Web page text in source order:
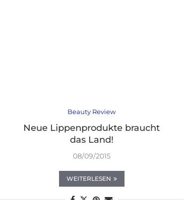
Beauty Review
Neue Lippenprodukte braucht
das Land!
08/09/2015
WEITERLESEN